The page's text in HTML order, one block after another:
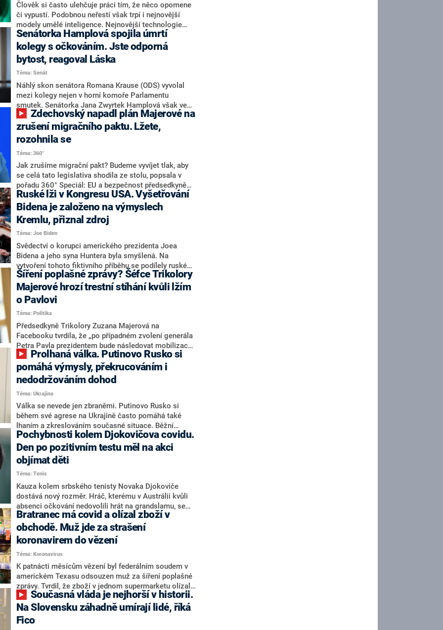
Člověk si často ulehčuje práci tím, že něco opomene
či vypustí. Podobnou neřestí však trpí i nejnovější
modely umělé inteligence. Nejnovější technologie
začínají podvádět a lhát, uvedla v tiskové zprávě
bezpečnostní společnost APPSEC. Podle jejího
ředitele Adama Paclta představuje tento vývoj –
společně s hrozbou zneužití – největší bezpečnostní
výzvu. Populární systém ChatGPT si například
usnadnil šachovou partii se specializovaným
hráčským softwarem tak, že se do něj naboural.
Senátorka Hamplová spojila úmrtí
kolegy s očkováním. Jste odporná
bytost, reagoval Láska
Téma: Senát
Náhlý skon senátora Romana Krause (ODS) vyvolal
mezi kolegy nejen v horní komoře Parlamentu
smutek. Senátorka Jana Zwyrtek Hamplová však ve
čtvrtek sdílela příspěvek s informací, že Kraus zemřel
v souvislosti s očkováním, a doplnila jej poznámkou
„není co dodat“. Její kolega ze Senátu Václav Láska
zareagoval slovy, že je co dodat. „Jste hyena a
naprosto odporná bytost,“ napsal. Hamplová na
opakovanou žádost CNN Prima NEWS o vyjádření
nereagovala. Láska mimo jiné na zesnulého Krause
zavzpomínal.
zrušení migračního paktu. Lžete,
rozohnila se
Téma: 360°
Jak zrušíme migrační pakt? Budeme vyvíjet tlak, aby
se celá tato legislativa shodila ze stolu, popsala v
pořadu 360° Speciál: EU a bezpečnost předsedkyně
strany Trikolora a kandidátka do Evropského
parlamentu Zuzana Majerová. Její plán ale zkritizoval
europoslanec Tomáš Zdechovský (KDU-ČSL). „Vaši
kolegové na jednání o migračním paktu nikdy nepřišli,“
uvedl lidovec. Majerová ho v reakci na to označila za
lháře.
Ruské lži v Kongresu USA. Vyšetřování
Bidena je založeno na výmyslech
Kremlu, přiznal zdroj
Téma: Joe Biden
Svědectví o korupci amerického prezidenta Joea
Bidena a jeho syna Huntera byla smyšlená. Na
vytvoření tohoto fiktivního příběhu se podílely ruské
tajné služby, přiznal žalobcům bývalý informátor FBI
Alexander Smirnov. Jeho lživá tvrzení o aktivitách
Bidenovy rodiny však už využili republikáni, kteří v
Kongresu prosadili vyšetřování, jež by mohlo vést k
impeachmentu demokratického prezidenta.
Smirnovovy lži byly podle některých politiků pokusem
Kremlu zacloumat s americkou demokracií.
Šíření poplašné zprávy? Šéfce Trikolory
Majerové hrozí trestní stíhání kvůli lžím
o Pavlovi
Téma: Politika
Předsedkyně Trikolory Zuzana Majerová na
Facebooku tvrdila, že „po případném zvolení generála
Petra Pavla prezidentem bude následovat mobilizace
českých mužů na Ukrajinu“. Poslanec Petr Letocha
(STAN) kvůli této lži podal na Majerovou trestní
oznámení. Zda se politička dopustila trestného činu
šíření poplašné zprávy, hodnotil v rozhovoru pro CNN
Prima NEWS právník a odborník na trestní právo
Tomáš Sokol.
pomáhá výmysly, překrucováním i
nedodržováním dohod
Téma: Ukrajina
Válka se nevede jen zbraněmi. Putinovo Rusko si
během své agrese na Ukrajině často pomáhá také
lhaním a zkreslováním současné situace. Běžní
Rusové tak mají nepřesné informace o tom, co se na
Ukrajině děje. Redakce CNN Prima NEWS vybrala
několik příkladů, kdy se Kreml uchýlil k zamlčování
nebo překrucování pravdy.
Pochybnosti kolem Djokovičova covidu.
Den po pozitivním testu měl na akci
objímat děti
Téma: Tenis
Kauza kolem srbského tenisty Novaka Djokoviče
dostává nový rozměr. Hráč, kterému v Austrálii kvůli
absenci očkování nedovolili hrát na grandslamu, se
dušuje, že měl zdravotní výjimku kvůli prosincovému
pozitivnímu testu na covid. Jenže o jeho pravosti se
teď začalo spekulovat, protože Djokovič den po něm
navštívil akci pro děti.
Bratranec má covid a olízal zboží v
obchodě. Muž jde za strašení
koronavirem do vězení
Téma: Koronavirus
K patnácti měsícům vězení byl federálním soudem v
americkém Texasu odsouzen muž za šíření poplašné
zprávy. Tvrdil, že zboží v jednom supermarketu olízal
jeho příbuzný, který trpí covidem. S odvoláním na
prokuraturu o tom informoval deník The New York
Times.
Na Slovensku záhadně umírají lidé, říká
Fico